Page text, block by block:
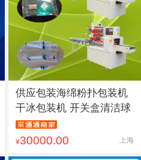
供应包装海绵粉扑包装机
干冰包装机 开关盒清洁球
¥30000.00 上海